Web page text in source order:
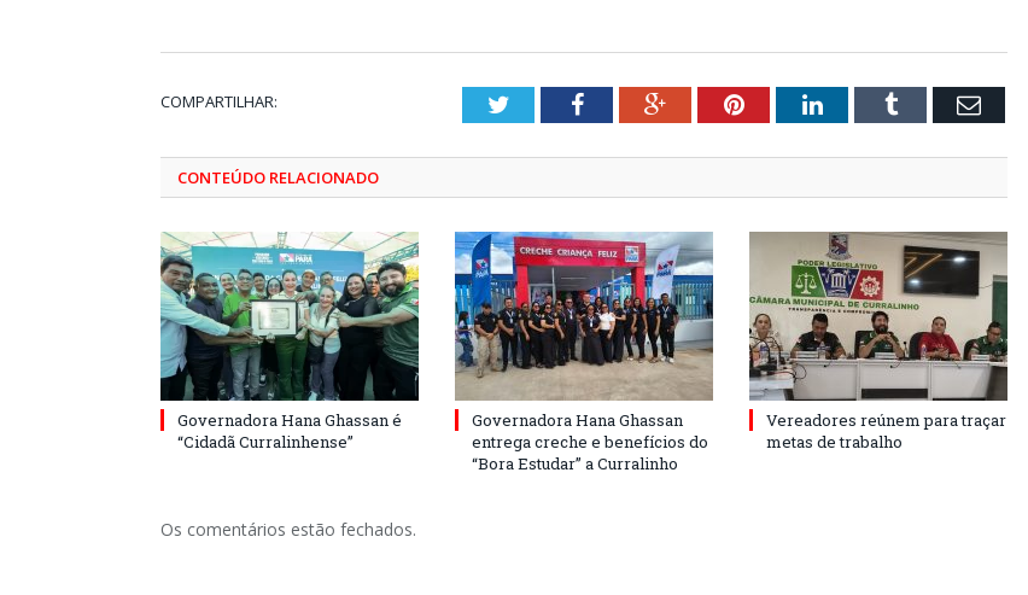
COMPARTILHAR: TwitterFacebookGoogle+PinterestLinkedInTumblr Email
CONTEÚDO RELACIONADO
Governadora Hana Ghassan é
“Cidadã Curralinhense”
Governadora Hana Ghassan
entrega creche e benefícios do
“Bora Estudar” a Curralinho
Vereadores reúnem para traçar
metas de trabalho
Os comentários estão fechados.